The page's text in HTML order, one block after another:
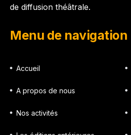
de diffusion théâtrale.
Menu de navigation
Accueil
A propos de nous
Nos activités